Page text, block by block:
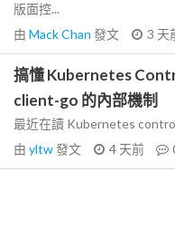
版面控...
由 Mack Chan 發文 3 天
搞懂 Kubernetes
client-go 的內部機制
最近在讀 Kubernetes
由 yltw發文 4 天前